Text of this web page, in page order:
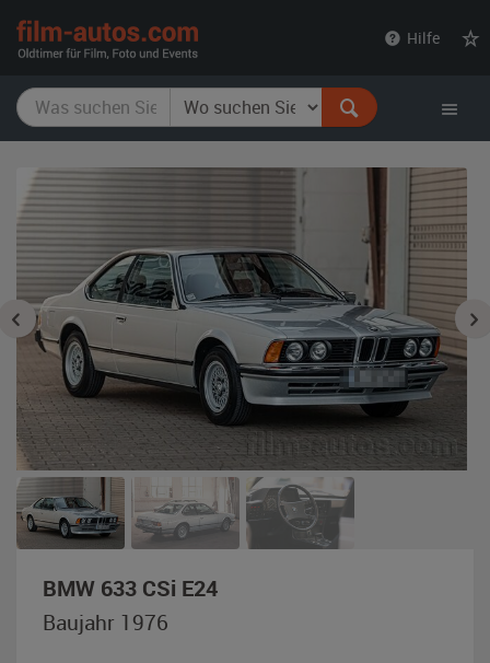
Hilfe
BMW 633 CSi E24,
Baujahr 1976